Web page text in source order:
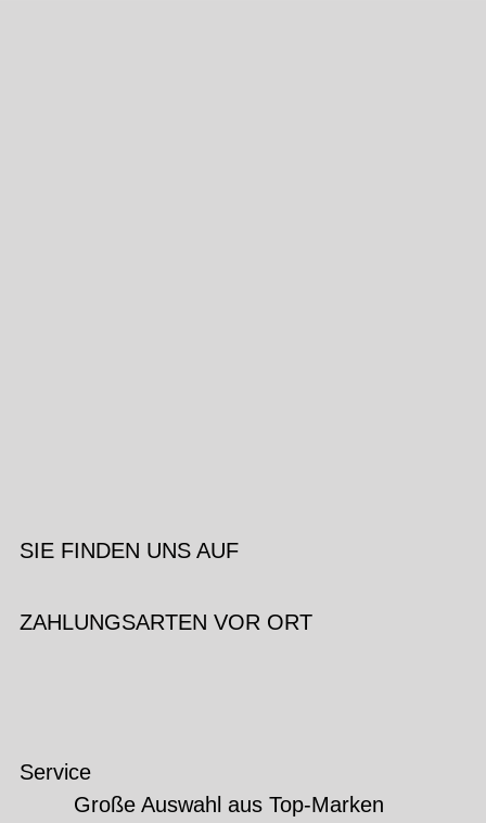
SIE FINDEN UNS AUF
ZAHLUNGSARTEN VOR ORT
Service
Große Auswahl aus Top-Marken